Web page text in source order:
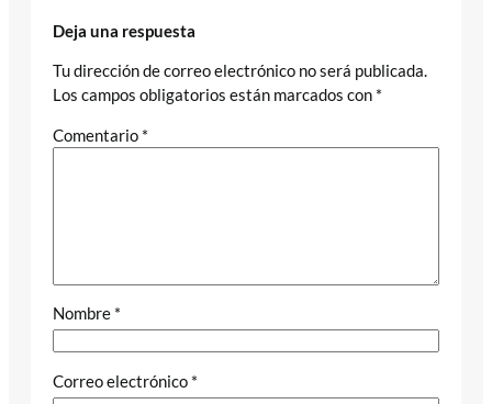
Deja una respuesta
Tu dirección de correo electrónico no será publicada.
Los campos obligatorios están marcados con *
Comentario *
Nombre *
Correo electrónico *